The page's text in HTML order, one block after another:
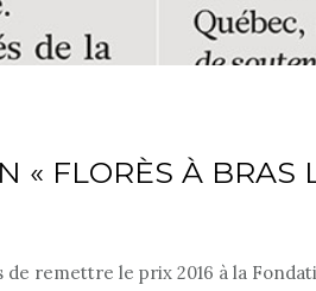
« FLORÈS À BRAS
remettre le prix 2016 à la